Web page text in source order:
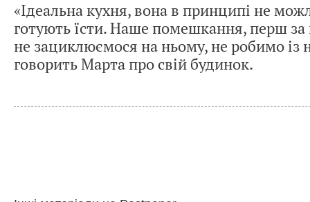
«Ідеальна кухня, вона в принципі не
готують їсти. Наше помешкання, перш за
не зациклюємося на ньому, не робимо із
говорить Марта про свій будинок.